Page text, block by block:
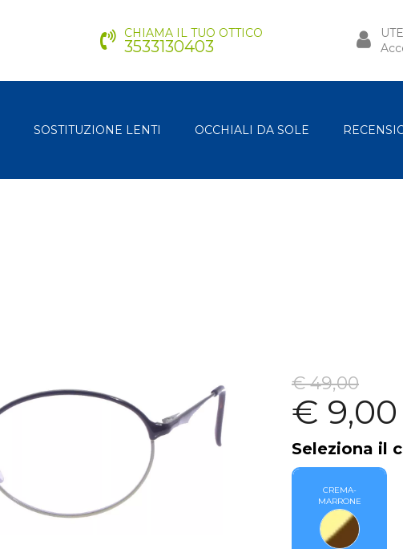
CHIAMA IL TUO OTTICO
3533130403
SOSTITUZIONE LENTI OCCHIALI DA SOLE
€ 49,00
€ 9,00
Seleziona il
CREMA-
MARRONE